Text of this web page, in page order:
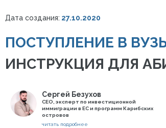
Дата создания: 27.10.2020
ПОСТУПЛЕНИЕ В
ИНСТРУКЦИЯ ДЛЯ
Сергей Безухов
СЕО, эксперт по инвестиционной
иммиграции в ЕС и программ Карибских
островов
читать подробнее